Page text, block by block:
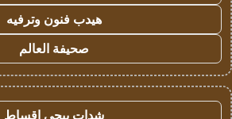
هيدب فنون وترفيه
صحيفة العالم
شدات ببجي اقساط